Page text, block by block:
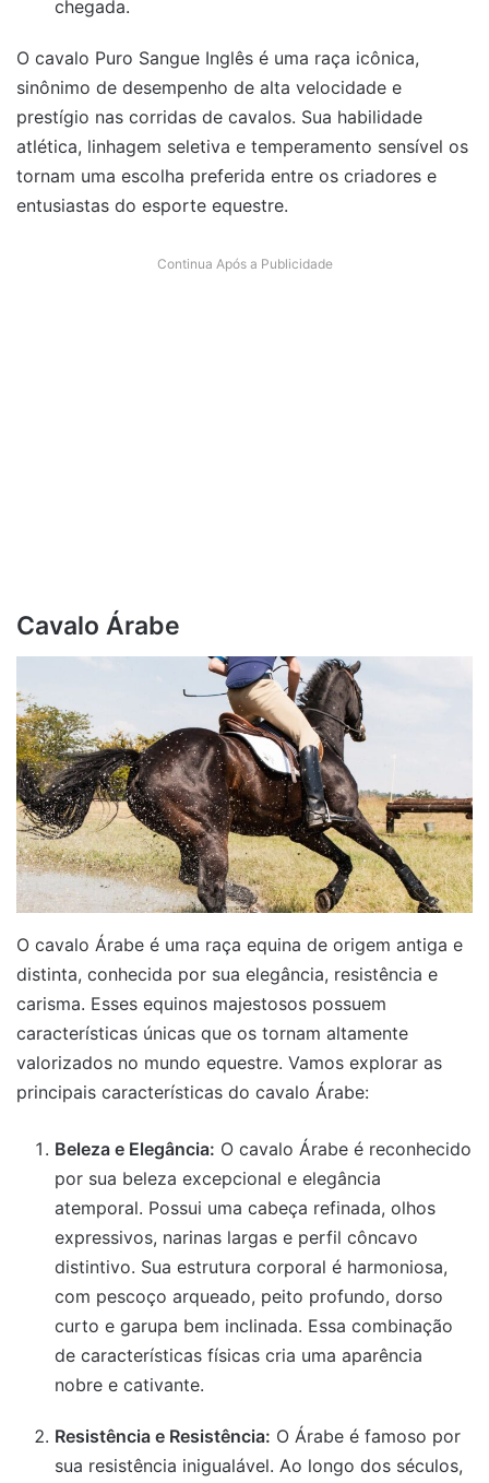
chegada.
O cavalo Puro Sangue Inglês é uma raça icônica,
sinônimo de desempenho de alta velocidade e
prestígio nas corridas de cavalos. Sua habilidade
atlética, linhagem seletiva e temperamento sensível os
tornam uma escolha preferida entre os criadores e
entusiastas do esporte equestre.
Continua Após a Publicidade
Cavalo Árabe
O cavalo Árabe é uma raça equina de origem antiga e
distinta, conhecida por sua elegância, resistência e
carisma. Esses equinos majestosos possuem
características únicas que os tornam altamente
valorizados no mundo equestre. Vamos explorar as
principais características do cavalo Árabe:
Beleza e Elegância: O cavalo Árabe é reconhecido
por sua beleza excepcional e elegância
atemporal. Possui uma cabeça refinada, olhos
expressivos, narinas largas e perfil côncavo
distintivo. Sua estrutura corporal é harmoniosa,
com pescoço arqueado, peito profundo, dorso
curto e garupa bem inclinada. Essa combinação
de características físicas cria uma aparência
nobre e cativante.
Resistência e Resistência: O Árabe é famoso por
sua resistência inigualável. Ao longo dos séculos,